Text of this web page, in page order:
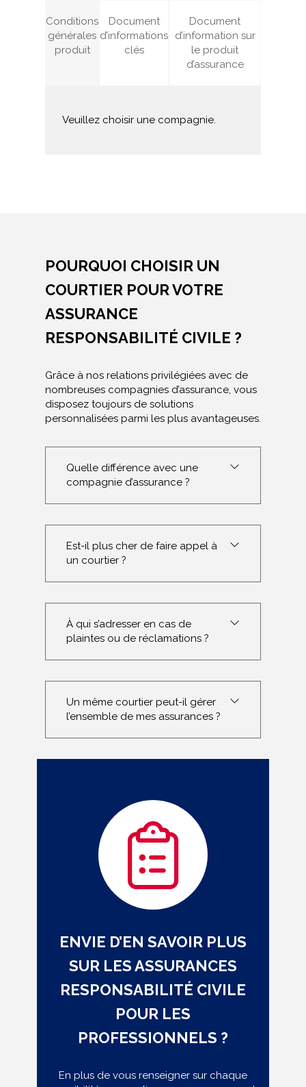
Conditions
générales
produit
Document
d’informations
clés
Document
d’information sur
le produit
d’assurance
Veuillez choisir une compagnie.
POURQUOI CHOISIR UN
COURTIER POUR VOTRE
ASSURANCE
RESPONSABILITÉ CIVILE ?
Grâce à nos relations privilégiées avec de
nombreuses compagnies d’assurance, vous
disposez toujours de solutions
personnalisées parmi les plus avantageuses.
Quelle différence avec une
compagnie d’assurance ?
Est-il plus cher de faire appel à
un courtier ?
À qui s’adresser en cas de
plaintes ou de réclamations ?
Un même courtier peut-il gérer
l’ensemble de mes assurances ?
ENVIE D’EN SAVOIR PLUS
SUR LES ASSURANCES
RESPONSABILITÉ CIVILE
POUR LES
PROFESSIONNELS ?
En plus de vous renseigner sur chaque